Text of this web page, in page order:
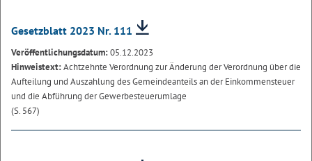
Gesetzblatt 2023 Nr. 111
Veröffentlichungsdatum:05.12.2023
Hinweistext:Achtzehnte Verordnung zur Änderung der Verordnung über die
Aufteilung und Auszahlung des Gemeindeanteils an der Einkommensteuer
und die Abführung der Gewerbesteuerumlage
(S. 567)